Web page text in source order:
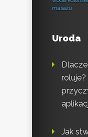
masażu
Uroda
Jak